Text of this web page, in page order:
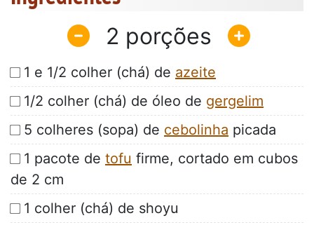
2
1 e 1/2 colher (chá) de azeite
1/2 colher (chá) de óleo de gergelim
5 colheres (sopa) de cebolinha picada
1 pacote de tofu firme, cortado em cubos
de 2 cm
1 colher (chá) de shoyu